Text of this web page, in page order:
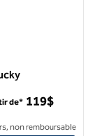
de* 119$
non remboursable